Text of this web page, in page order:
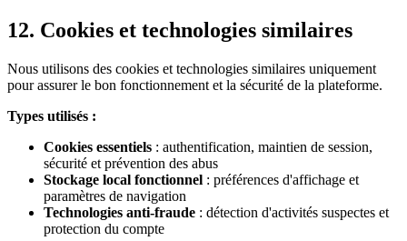
12. Cookies et technologies similaires
Nous utilisons des cookies et technologies similaires uniquement
pour assurer le bon fonctionnement et la sécurité de la plateforme.
Types utilisés :
Cookies essentiels : authentification, maintien de session,
sécurité et prévention des abus
Stockage local fonctionnel : préférences d'affichage et
paramètres de navigation
Technologies anti-fraude : détection d'activités suspectes et
protection du compte